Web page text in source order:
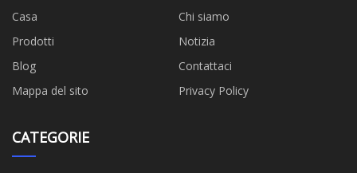
Casa
Chi siamo
Prodotti
Notizia
Blog
Contattaci
Mappa del sito
Privacy Policy
CATEGORIE